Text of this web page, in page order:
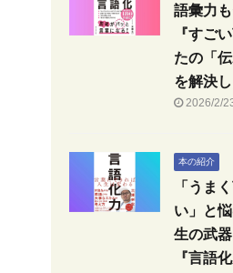
語彙力
『すご
たの「
を解決
2026/2/
本の紹介
「うま
い」と
生の武
『言語化